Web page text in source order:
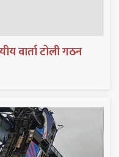
वार्ता टोली गठन